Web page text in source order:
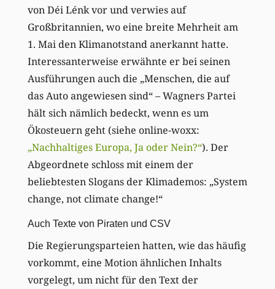
von Déi Lénk vor und verwies auf
Großbritannien, wo eine breite Mehrheit am
1. Mai den Klimanotstand anerkannt hatte.
Interessanterweise erwähnte er bei seinen
Ausführungen auch die „Menschen, die auf
das Auto angewiesen sind“ – Wagners Partei
hält sich nämlich bedeckt, wenn es um
Ökosteuern geht (siehe online-woxx:
„Nachhaltiges Europa, Ja oder Nein?“). Der
Abgeordnete schloss mit einem der
beliebtesten Slogans der Klimademos: „System
change, not climate change!“
Auch Texte von Piraten und CSV
Die Regierungsparteien hatten, wie das häufig
vorkommt, eine Motion ähnlichen Inhalts
vorgelegt, um nicht für den Text der